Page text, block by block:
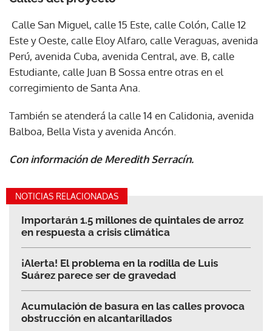
Calle San Miguel, calle 15 Este, calle Colón, Calle 12
Este y Oeste, calle Eloy Alfaro, calle Veraguas, avenida
Perú, avenida Cuba, avenida Central, ave. B, calle
Estudiante, calle Juan B Sossa entre otras en el
corregimiento de Santa Ana.
También se atenderá la calle 14 en Calidonia, avenida
Balboa, Bella Vista y avenida Ancón.
Con información de Meredith Serracín.
NOTICIAS RELACIONADAS
Importarán 1.5 millones de quintales de arroz
en respuesta a crisis climática
¡Alerta! El problema en la rodilla de Luis
Suárez parece ser de gravedad
Acumulación de basura en las calles provoca
obstrucción en alcantarillados